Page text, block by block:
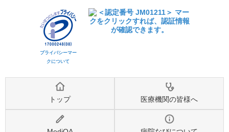
プライバシーマー
クについて
トップ 医療機関の皆様へ